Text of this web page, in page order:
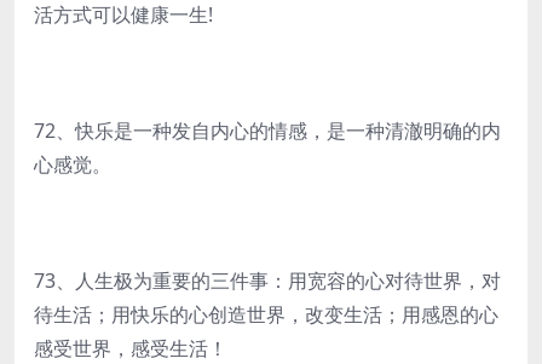
活方式可以健康一生!
72、快乐是一种发自内心的情感，是一种清澈明确的内
心感觉。
73、人生极为重要的三件事：用宽容的心对待世界，对
待生活；用快乐的心创造世界，改变生活；用感恩的心
感受世界，感受生活！